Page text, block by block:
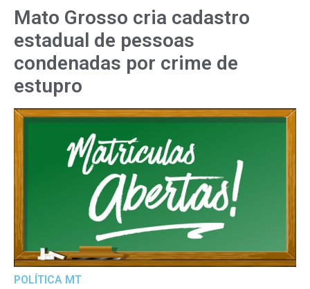
Mato Grosso cria cadastro
estadual de pessoas
condenadas por crime de
estupro
POLÍTICA MT